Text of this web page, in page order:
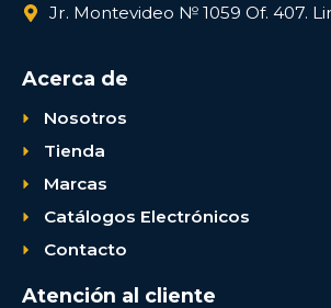
Jr. Montevideo № 1059 Of. 407.
Acerca de
Nosotros
Tienda
Marcas
Catálogos Electrónicos
Contacto
Atención al cliente